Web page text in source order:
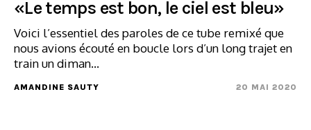
«Le temps est bon, le ciel est bleu»
Voici l’essentiel des paroles de ce tube remixé que
nous avions écouté en boucle lors d’un long trajet en
train un diman...
AMANDINE SAUTY 20 MAI 2020